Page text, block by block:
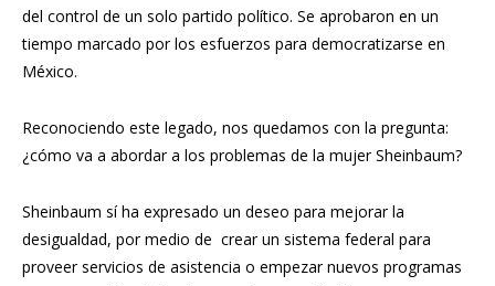
del control de un solo partido político. Se aprobaron en un
tiempo marcado por los esfuerzos para democratizarse en
México.
Reconociendo este legado, nos quedamos con la pregunta:
¿cómo va a abordar a los problemas de la mujer Sheinbaum?
Sheinbaum sí ha expresado un deseo para mejorar la
desigualdad, por medio de crear un sistema federal para
proveer servicios de asistencia o empezar nuevos programas